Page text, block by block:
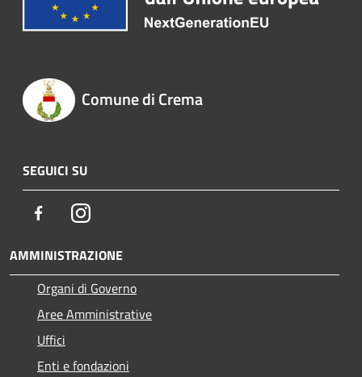
Comune di Crema
SEGUICI SU
FacebookInstagram
AMMINISTRAZIONE
Organi di Governo
Aree Amministrative
Uffici
Enti e fondazioni